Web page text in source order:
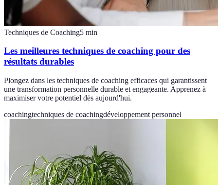
Techniques de Coaching5 min
Les meilleures techniques de coaching pour des
résultats durables
Plongez dans les techniques de coaching efficaces qui garantissent
une transformation personnelle durable et engageante. Apprenez à
maximiser votre potentiel dès aujourd'hui.
coachingtechniques de coachingdéveloppement personnel